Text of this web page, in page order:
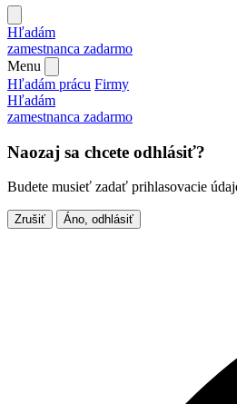
Hľadám
zamestnanca zadarmo
Menu
Hľadám prácu Firmy
Hľadám
zamestnanca zadarmo
Naozaj sa chcete odhlásiť?
Budete musieť zadať prihlasovacie
Zrušiť Áno, odhlásiť